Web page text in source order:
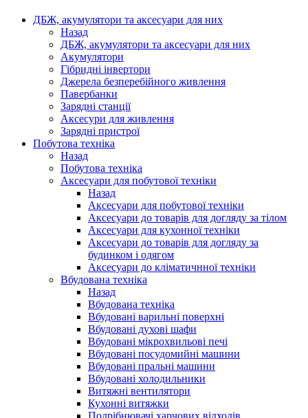
ДБЖ, акумулятори та аксесуари для них
Назад
ДБЖ, акумулятори та аксесуари для них
Акумулятори
Гібридні інвертори
Джерела безперебійного живлення
Павербанки
Зарядні станції
Аксесури для живлення
Зарядні пристрої
Побутова техніка
Назад
Побутова техніка
Аксесуари для побутової техніки
Назад
Аксесуари для побутової техніки
Аксесуари до товарів для догляду за тілом
Аксесуари для кухонної техніки
Аксесуари до товарів для догляду за
будинком і одягом
Аксесуари до кліматичнної техніки
Вбудована техніка
Назад
Вбудована техніка
Вбудовані варильні поверхні
Вбудовані духові шафи
Вбудовані мікрохвильові печі
Вбудовані посудомийні машини
Вбудовані пральні машини
Вбудовані холодильники
Витяжні вентилятори
Кухонні витяжки
Подрібнювачі харчових відходів